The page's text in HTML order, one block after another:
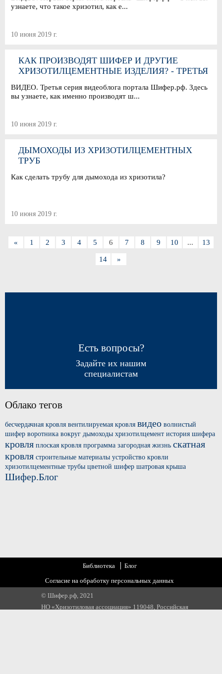
узнаете, что такое хризотил, как е...
10 июня 2019 г.
КАК ПРОИЗВОДЯТ ШИФЕР И ДРУГИЕ
ХРИЗОТИЛЦЕМЕНТНЫЕ ИЗДЕЛИЯ? - ТРЕТЬЯ
ВИДЕО. Третья серия видеоблога портала Шифер.рф. Здесь
вы узнаете, как именно производят ш...
10 июня 2019 г.
ДЫМОХОДЫ ИЗ ХРИЗОТИЛЦЕМЕНТНЫХ
ТРУБ
Как сделать трубу для дымохода из хризотила?
10 июня 2019 г.
« 1 2 3 4 5 6 7 8 9 10 ... 13
14 »
Есть вопросы?
Задайте их нашим
специалистам
Облако тегов
бесчердачная кровля вентилируемая кровля видео волнистый
шифер воротника вокруг дымоходы хризотилцемент история шифера
кровля плоская кровля программа загородная жизнь скатная
кровля строительные материалы устройство кровли
хризотилцементные трубы цветной шифер шатровая крыша
Шифер.Блог
Библиотека
Блог
Согласие на обработку персональных данных
© Шифер.рф, 2021
НО «Хризотиловая ассоциация» 119048, Российская